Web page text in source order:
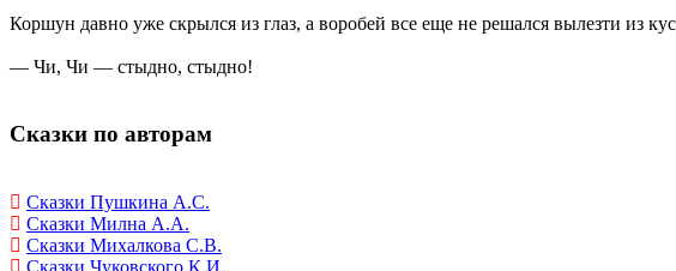
Коршун давно уже скрылся из глаз, а воробей все еще не решался вылезти из
— Чи, Чи — стыдно, стыдно!
Сказки по авторам
Сказки Пушкина А.С.
Сказки Милна А.А.
Сказки Михалкова С.В.